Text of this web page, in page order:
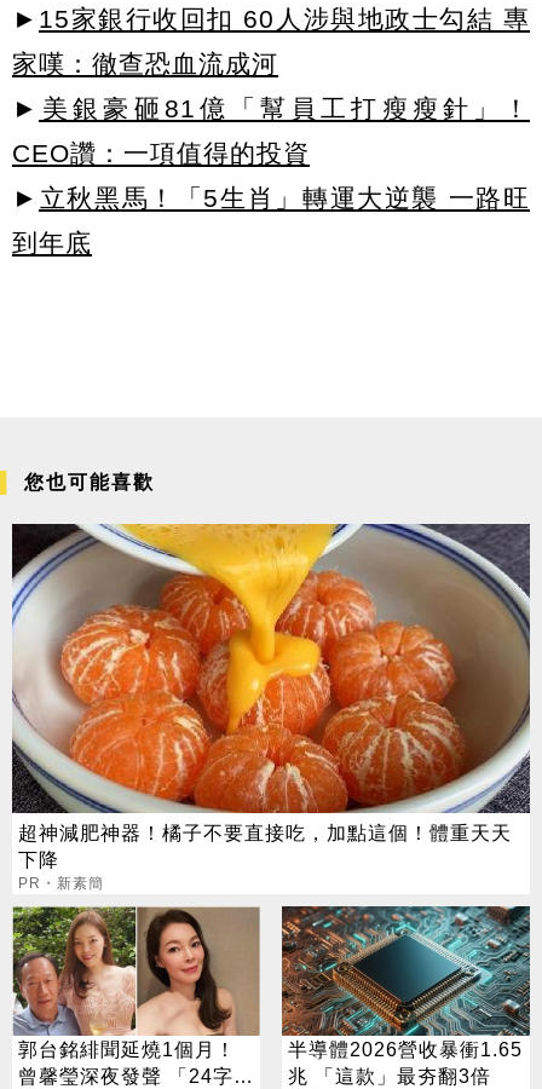
► 15家銀行收回扣 60人涉與地政士勾結 專
家嘆：徹查恐血流成河
► 美銀豪砸81億「幫員工打瘦瘦針」！
CEO讚：一項值得的投資
► 立秋黑馬！「5生肖」轉運大逆襲 一路旺
到年底
您也可能喜歡
超神減肥神器！橘子不要直接吃，加點這個！體重天天
下降
PR・新素簡
郭台銘緋聞延燒1個月！
曾馨瑩深夜發聲 「24字」
半導體2026營收暴衝1.65
兆 「這款」最夯翻3倍